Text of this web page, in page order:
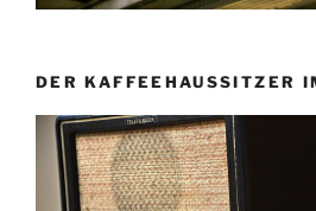
DER KAFFEEHAUSSITZER